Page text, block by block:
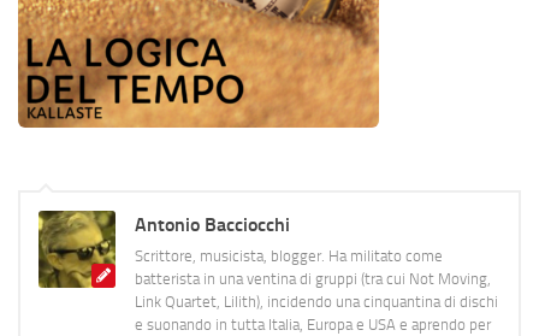
Antonio Bacciocchi
Scrittore, musicista, blogger. Ha militato come
batterista in una ventina di gruppi (tra cui Not Moving,
Link Quartet, Lilith), incidendo una cinquantina di dischi
e suonando in tutta Italia, Europa e USA e aprendo per